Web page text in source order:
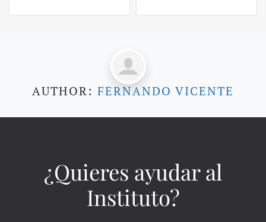
AUTHOR: FERNANDO VICENTE
¿Quieres ayudar al
Instituto?